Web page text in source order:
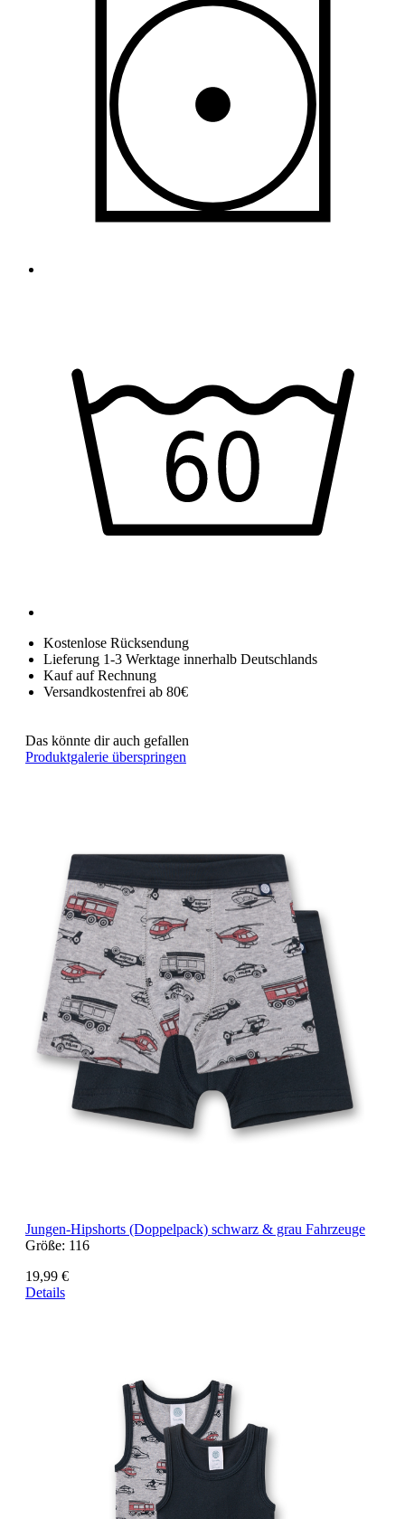
Kostenlose Rücksendung
Lieferung 1-3 Werktage innerhalb Deutschlands
Kauf auf Rechnung
Versandkostenfrei ab 80€
Das könnte dir auch gefallen
Produktgalerie überspringen
Jungen-Hipshorts (Doppelpack) schwarz & grau Fahrzeuge
Größe: 116
19,99 €
Details